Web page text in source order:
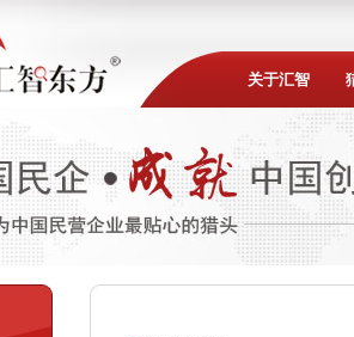
关于汇智